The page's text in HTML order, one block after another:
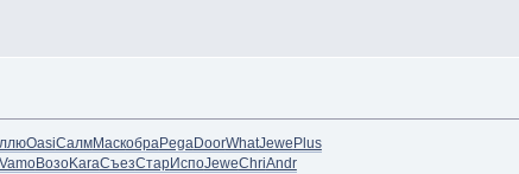
OasiСалмМаскобраPegaDoorWhatJewe Plus
ВозоKaraСъезСтарИспоJeweChriAndr